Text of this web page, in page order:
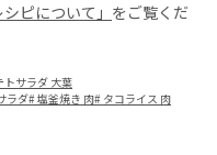
シピについて」 をご覧くだ
トサラダ 大葉
ラダ#塩釜焼き 肉# タコライス 肉